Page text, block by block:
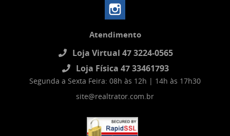
Atendimento
Loja Virtual 47 3224-0565
Loja Física 47 33461793
Segunda a Sexta Feira: 08h às 12h | 14h às 17h30
site@realtrator.com.br